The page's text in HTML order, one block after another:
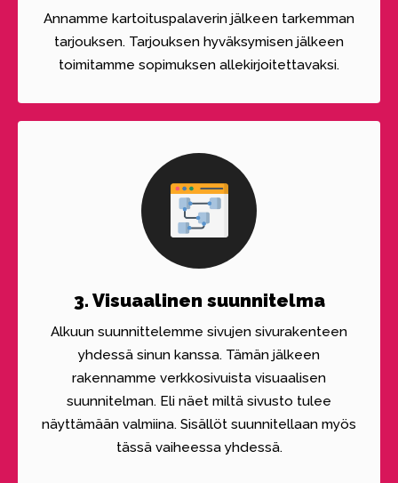
Annamme kartoituspalaverin jälkeen tarkemman
tarjouksen. Tarjouksen hyväksymisen jälkeen
toimitamme sopimuksen allekirjoitettavaksi.
3. Visuaalinen suunnitelma
Alkuun suunnittelemme sivujen sivurakenteen
yhdessä sinun kanssa. Tämän jälkeen
rakennamme verkkosivuista visuaalisen
suunnitelman. Eli näet miltä sivusto tulee
näyttämään valmiina. Sisällöt suunnitellaan myös
tässä vaiheessa yhdessä.